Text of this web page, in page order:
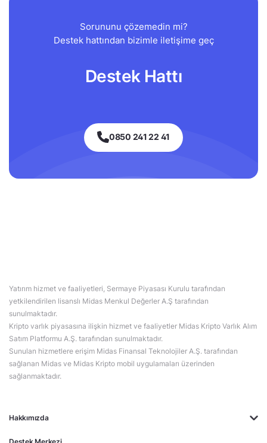
Sorununu çözemedin mi?
Destek hattından bizimle iletişime geç
Destek Hattı
0850 241 22 41
Hakkımızda
Yatırım hizmet ve faaliyetleri, Sermaye Piyasası Kurulu tarafından
yetkilendirilen lisanslı Midas Menkul Değerler A.Ş tarafından
sunulmaktadır.
Kripto varlık piyasasına ilişkin hizmet ve faaliyetler Midas Kripto Varlık Alım
Satım Platformu A.Ş. tarafından sunulmaktadır.
Sunulan hizmetlere erişim Midas Finansal Teknolojiler A.Ş. tarafından
sağlanan Midas ve Midas Kripto mobil uygulamaları üzerinden
sağlanmaktadır.